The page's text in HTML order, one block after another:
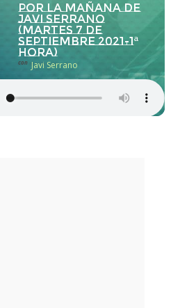
Por la Mañana de
Javi Serrano
(martes 7 de
septiembre 2021-1ª
hora)
con Javi Serrano